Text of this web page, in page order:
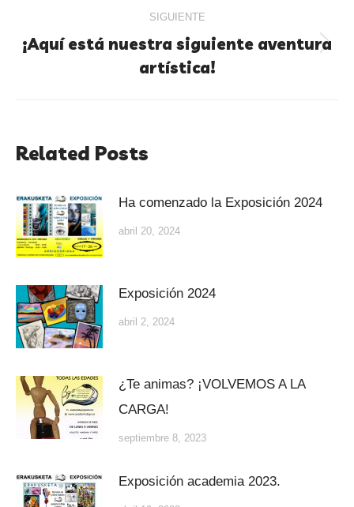
SIGUIENTE
¡Aquí está nuestra siguiente aventura
artística!
Related Posts
Ha comenzado la Exposición 2024
abril 20, 2024
Exposición 2024
abril 2, 2024
¿Te animas? ¡VOLVEMOS A LA
CARGA!
septiembre 8, 2023
Exposición academia 2023.